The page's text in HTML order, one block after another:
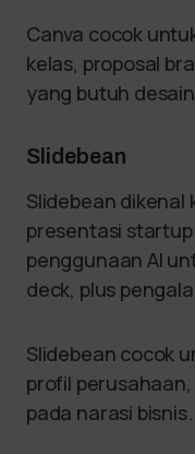
Canva cocok
kelas, proposal
yang butuh
Slidebean
Slidebean dikenal
presentasi
penggunaan AI
deck, plus
Slidebean cocok
profil
pada narasi bisnis.